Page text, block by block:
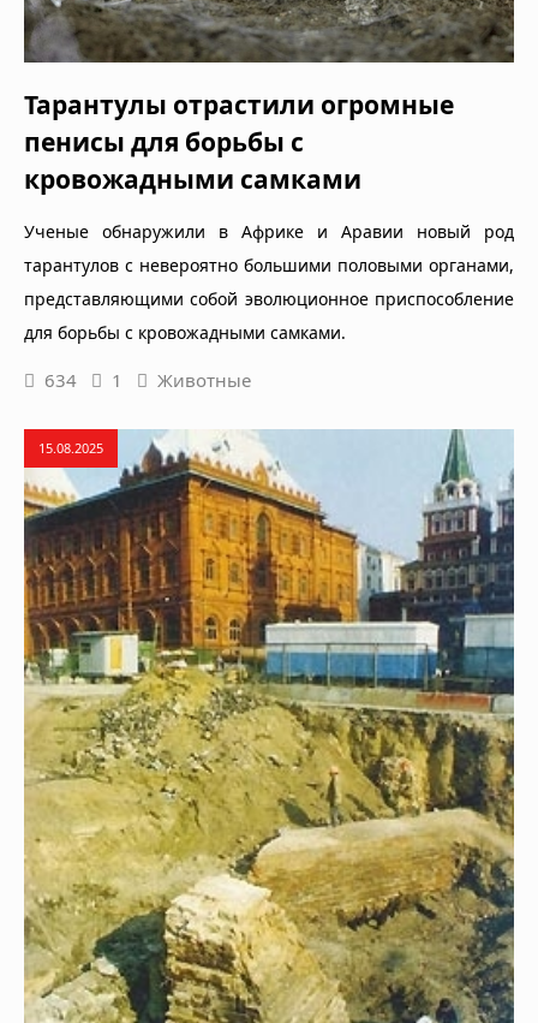
Тарантулы отрастили огромные
пенисы для борьбы с
кровожадными самками
Ученые обнаружили в Африке и Аравии новый род
тарантулов с невероятно большими половыми органами,
представляющими собой эволюционное приспособление
для борьбы с кровожадными самками.
634 1 Животные
15.08.2025